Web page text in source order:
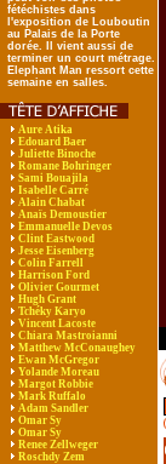
fétéchistes dans
l'exposition de Louboutin
au Palais de la Porte
dorée. Il vient aussi de
terminer un court métrage.
Elephant Man ressort cette
semaine en salles.
Aure Atika
Edouard Baer
Juliette Binoche
Romane Bohringer
Sami Bouajila
Isabelle Carré
Alain Chabat
Anaïs Demoustier
Emmanuelle Devos
Clint Eastwood
Jesse Eisenberg
Colin Farrell
Harrison Ford
Olivier Gourmet
Hugh Grant
Tchéky Karyo
Vincent Lacoste
Chiara Mastroianni
Matthew McConaughey
Ewan McGregor
Yolande Moreau
Margot Robbie
Mark Ruffalo
Adam Sandler
Omar Sy
Omar Sy
Renee Zellweger
Roschdy Zem